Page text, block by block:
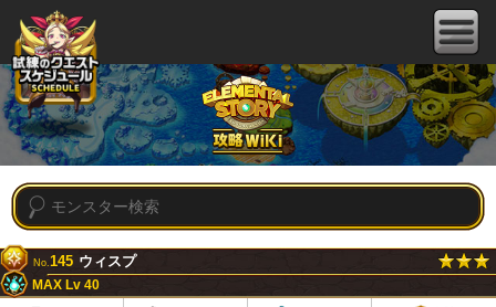
No.145 ウィスプ
MAX Lv 40